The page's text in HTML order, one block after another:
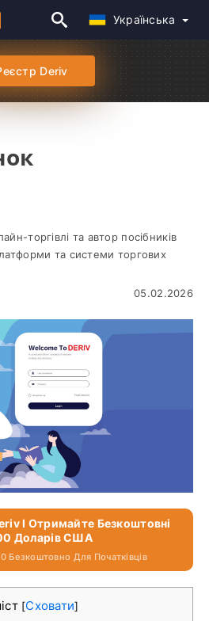
Українська
Deriv
торгівлі та автор посібників
та системи торгових
05.02.2026
І Отримайте Безкоштовні
Доларів США
Безкоштовно Для Початківців
[Сховати]